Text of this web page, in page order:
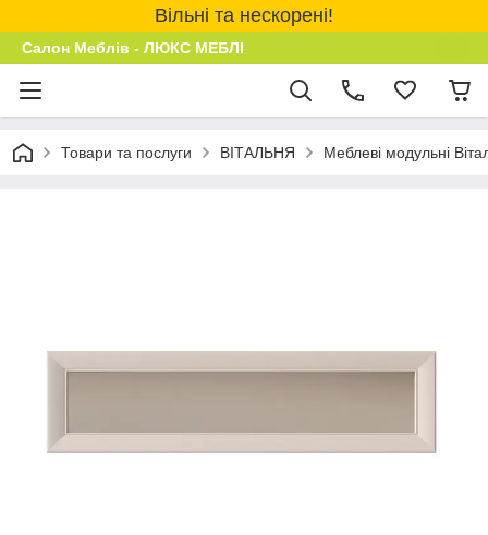
Вільні та нескорені!
Салон Меблів - ЛЮКС МЕБЛІ
Товари та послуги ВІТАЛЬНЯ Меблеві модульні